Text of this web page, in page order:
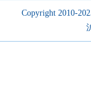
Copyright 2010-